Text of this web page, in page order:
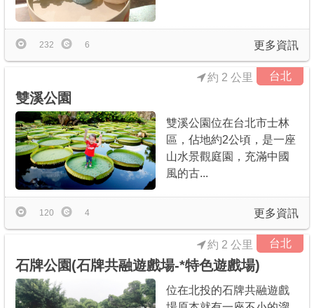
更多資訊
232 6
台北
雙溪公園
約 2 公里
雙溪公園位在台北市士林
區，佔地約2公頃，是一座
山水景觀庭園，充滿中國
風的古...
更多資訊
120 4
台北
石牌公園(石牌共融遊戲場-*特色遊戲場)
約 2 公里
位在北投的石牌共融遊戲